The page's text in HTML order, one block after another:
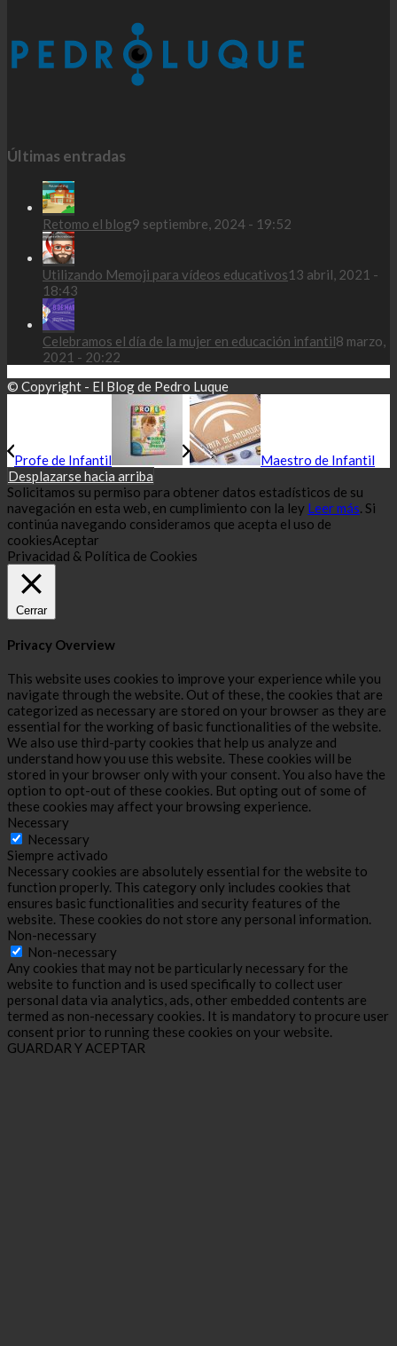
Últimas entradas
Retomo el blog9 septiembre, 2024 - 19:52
Utilizando Memoji para vídeos educativos13 abril, 2021 -
18:43
Celebramos el día de la mujer en educación infantil8 marzo,
2021 - 20:22
© Copyright - El Blog de Pedro Luque
Profe de Infantil
Maestro de Infantil
Desplazarse hacia arriba
Solicitamos su permiso para obtener datos estadísticos de su
navegación en esta web, en cumplimiento con la ley Leer más . Si
continúa navegando consideramos que acepta el uso de
cookiesAceptar
Privacidad & Política de Cookies
Cerrar
Privacy Overview
This website uses cookies to improve your experience while you
navigate through the website. Out of these, the cookies that are
categorized as necessary are stored on your browser as they are
essential for the working of basic functionalities of the website.
We also use third-party cookies that help us analyze and
understand how you use this website. These cookies will be
stored in your browser only with your consent. You also have the
option to opt-out of these cookies. But opting out of some of
these cookies may affect your browsing experience.
Necessary
Necessary
Siempre activado
Necessary cookies are absolutely essential for the website to
function properly. This category only includes cookies that
ensures basic functionalities and security features of the
website. These cookies do not store any personal information.
Non-necessary
Non-necessary
Any cookies that may not be particularly necessary for the
website to function and is used specifically to collect user
personal data via analytics, ads, other embedded contents are
termed as non-necessary cookies. It is mandatory to procure user
consent prior to running these cookies on your website.
GUARDAR Y ACEPTAR